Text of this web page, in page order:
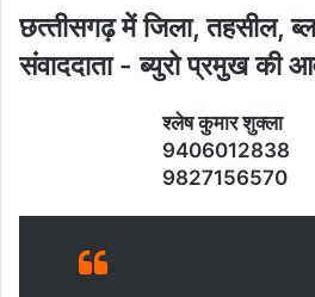
छत्‍तीसगढ़ में जिला, तहसील,
संवाददाता - ब्‍युरो प्रमुख की
श्‍लेष कुमार शुक्‍ला
9406012838
9827156570